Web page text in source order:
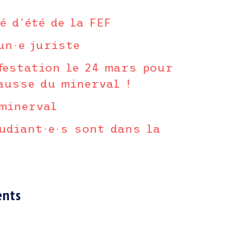
d’été de la FEF
juriste
le 24 mars pour
du minerval !
sont dans la